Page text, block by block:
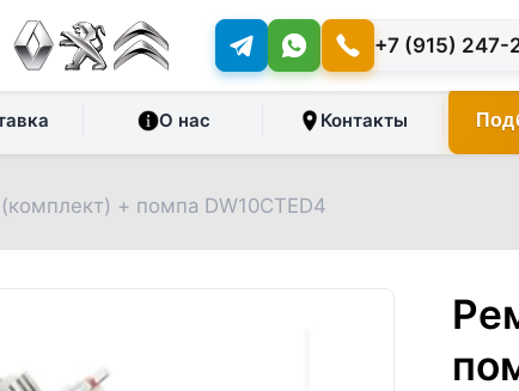
+7 (915) 247-
О нас Контакты
+ помпа DW10CTED4